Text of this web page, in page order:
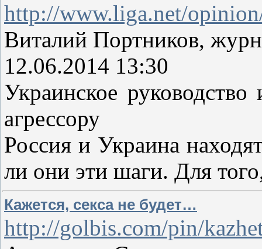
http://www.liga.net/
Виталий Портников,
12.06.2014 13:30
Украинское
агрессору
Россия и Украина
ли они эти шаги. Для
Кажется, секса не будет…
http://golbis.com/pin/